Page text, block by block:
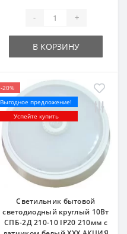
- +
В КОРЗИНУ
-20%
Выгодное предложение!
Успейте купить
Светильник бытовой
светодиодный круглый 10Вт
СПБ-2Д 210-10 IP20 210мм с